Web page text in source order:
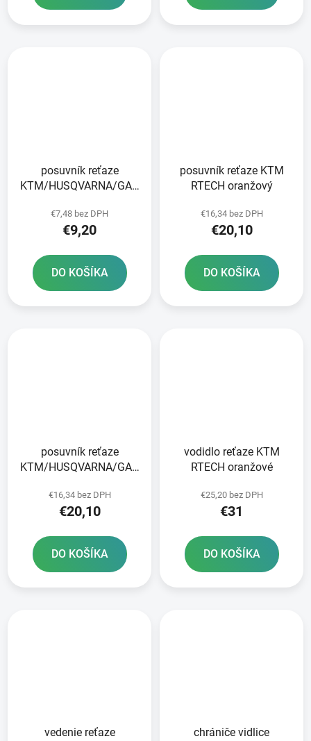
posuvník reťaze
KTM/HUSQVARNA/GAS
€7,48 bez DPH
€9,20
DO KOŠÍKA
posuvník reťaze KTM
RTECH oranžový
€16,34 bez DPH
€20,10
DO KOŠÍKA
posuvník reťaze
KTM/HUSQVARNA/GAS
€16,34 bez DPH
€20,10
DO KOŠÍKA
vodidlo reťaze KTM
RTECH oranžové
€25,20 bez DPH
€31
DO KOŠÍKA
vedenie reťaze chrániče vidlice